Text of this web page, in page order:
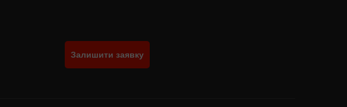
Залишити заявку